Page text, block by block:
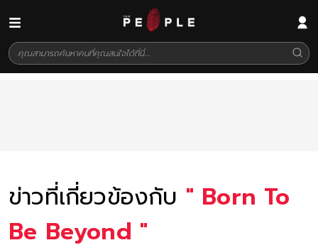
ข่าวที่เกี่ยวข้องกับ " Born To
Be Beyond "